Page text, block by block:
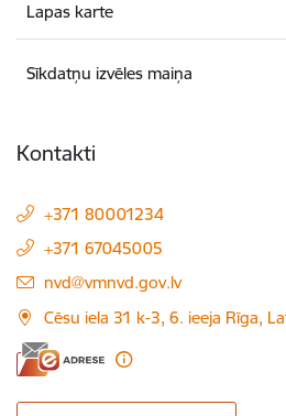
Lapas karte
Sīkdatņu izvēles maiņa
Kontakti
+371 80001234
+371 67045005
E-pasts:
nvd@vmnvd.gov.lv
Cēsu iela 31 k-3, 6. ieeja Rīga,